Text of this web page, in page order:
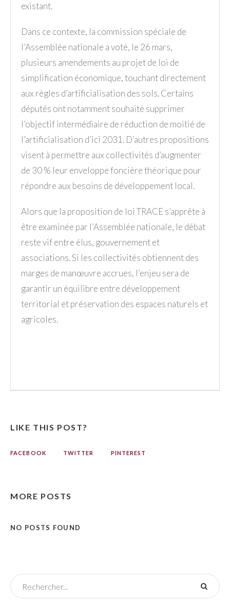
existant.
Dans ce contexte, la commission spéciale de
l’Assemblée nationale a voté, le 26 mars,
plusieurs amendements au projet de loi de
simplification économique, touchant directement
aux règles d’artificialisation des sols. Certains
députés ont notamment souhaité supprimer
l’objectif intermédiaire de réduction de moitié de
l’artificialisation d’ici 2031. D’autres propositions
visent à permettre aux collectivités d’augmenter
de 30 % leur enveloppe foncière théorique pour
répondre aux besoins de développement local.
Alors que la proposition de loi TRACE s’apprête à
être examinée par l’Assemblée nationale, le débat
reste vif entre élus, gouvernement et
associations. Si les collectivités obtiennent des
marges de manœuvre accrues, l’enjeu sera de
garantir un équilibre entre développement
territorial et préservation des espaces naturels et
agricoles.
LIKE THIS POST?
FACEBOOK TWITTER PINTEREST
MORE POSTS
NO POSTS FOUND